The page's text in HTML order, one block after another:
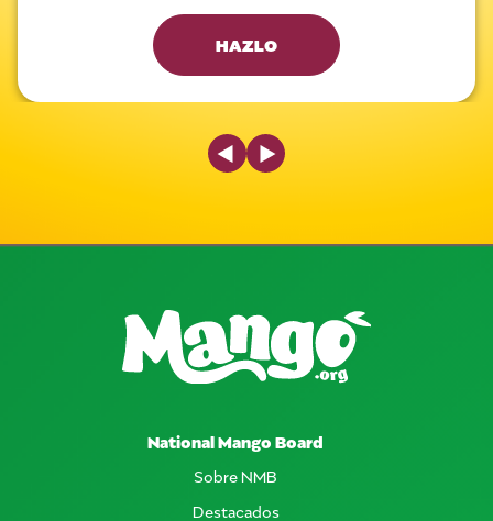
HAZLO
Previous Slide
Next Slide
National Mango Board
Sobre NMB
Destacados